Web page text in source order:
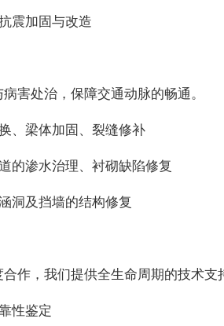
震加固与改造
害处治，保障交通动脉的畅通。
、梁体加固、裂缝修补
的渗水治理、衬砌缺陷修复
洞及挡墙的结构修复
作，我们提供全生命周期的技术支
性鉴定